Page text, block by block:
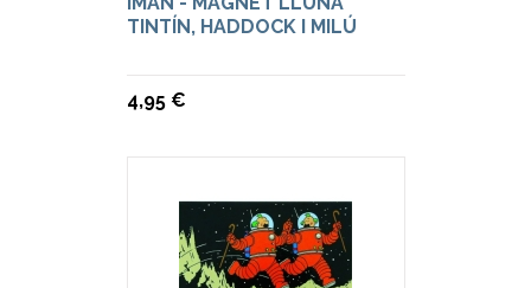
TINTÍN, HADDOCK I MILÚ
4,95 €